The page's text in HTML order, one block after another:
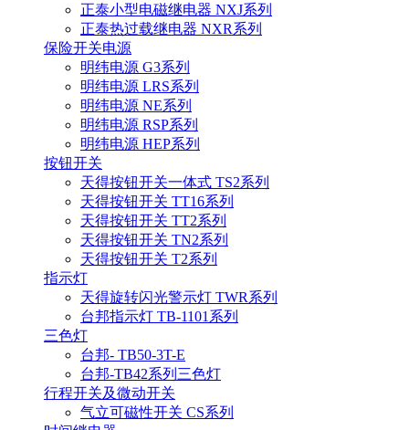
正泰小型电磁继电器 NXJ系列
正泰热过载继电器 NXR系列
保险开关电源
明纬电源 G3系列
明纬电源 LRS系列
明纬电源 NE系列
明纬电源 RSP系列
明纬电源 HEP系列
按钮开关
天得按钮开关一体式 TS2系列
天得按钮开关 TT16系列
天得按钮开关 TT2系列
天得按钮开关 TN2系列
天得按钮开关 T2系列
指示灯
天得旋转闪光警示灯 TWR系列
台邦指示灯 TB-1101系列
三色灯
台邦- TB50-3T-E
台邦-TB42系列三色灯
行程开关及微动开关
气立可磁性开关 CS系列